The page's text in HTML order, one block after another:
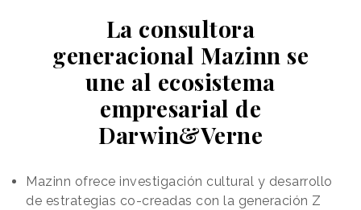
La consultora
generacional Mazinn se
une al ecosistema
empresarial de
Darwin&Verne
Mazinn ofrece investigación cultural y desarrollo
de estrategias co-creadas con la generación Z